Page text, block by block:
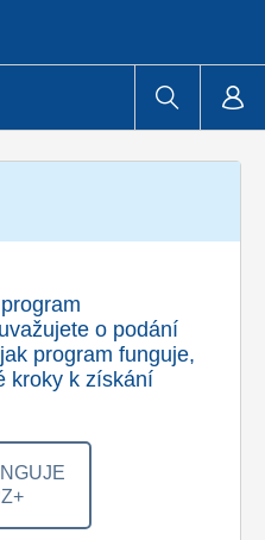
o podání
program funguje,
kroky k získání